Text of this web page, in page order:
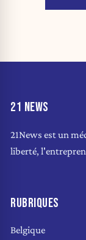
21 NEWS
21News est un
liberté,
RUBRIQUES
Belgique